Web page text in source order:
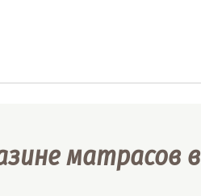
матрасов в